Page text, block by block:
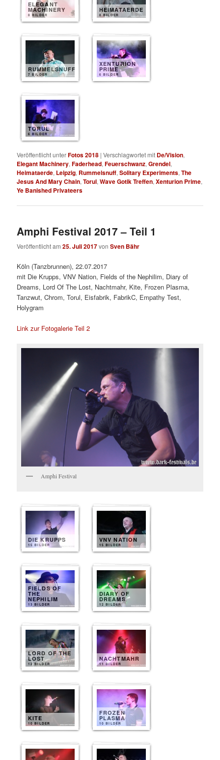
ELEGANT
MACHINERY
8 BILDER
HEIMATAERDE
8 BILDER
RUMMELSNUFF
7 BILDER
XENTURION
PRIME
6 BILDER
TORUL
6 BILDER
Veröffentlicht unterFotos 2018 |Verschlagwortet mit De/Vision,
Elegant Machinery,Faderhead,Feuerschwanz,Grendel,
Heimataerde, Leipzig, Rummelsnuff,Solitary Experiments,The
Jesus And Mary Chain,Torul,Wave Gotik Treffen,Xenturion Prime,
Ye Banished Privateers
Amphi Festival 2017 – Teil 1
Veröffentlicht am25. Juli 2017vonSven Bähr
Köln (Tanzbrunnen), 22.07.2017
mit Die Krupps, VNV Nation, Fields of the Nephilim, Diary of
Dreams, Lord Of The Lost, Nachtmahr, Kite, Frozen Plasma,
Tanzwut, Chrom, Torul, Eisfabrik, FabrikC, Empathy Test,
Holygram
Link zur Fotogalerie Teil 2
Amphi Festival
DIE KRUPPS
15 BILDER
VNV NATION
15 BILDER
FIELDS OF
THE
NEPHILIM
13 BILDER
DIARY OF
DREAMS
12 BILDER
LORD OF THE
LOST
12 BILDER
NACHTMAHR
11 BILDER
KITE
10 BILDER
FROZEN
PLASMA
10 BILDER